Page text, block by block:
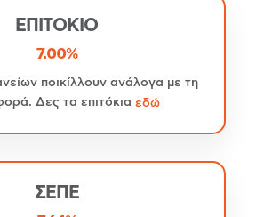
ΕΠΙΤΟΚΙΟ
7.00%
ποικίλλουν ανάλογα με τη
Δες τα επιτόκια εδώ
ΣΕΠΕ